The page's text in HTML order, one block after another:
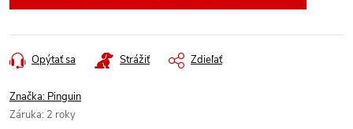
Opýtať sa Strážiť Zdieľať
Značka: Pinguin
Záruka: 2 roky